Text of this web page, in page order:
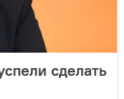
сделать